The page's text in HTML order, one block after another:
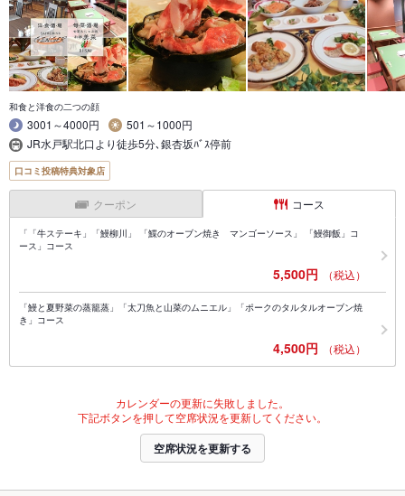
和食と洋食の二つの顔
3001～4000円
501～1000円
JR水戸駅北口より徒歩5分､銀杏坂ﾊﾞｽ停前
口コミ投稿特典対象店
クーポン コース
「「牛ステーキ」「鰻柳川」 「鰈のオーブン焼き マンゴーソース」 「鰻御飯」コ
ース」コース
5,500円 （税込）
「鰻と夏野菜の蒸籠蒸」「太刀魚と山菜のムニエル」「ポークのタルタルオーブン焼
き」コース
4,500円 （税込）
カレンダーの更新に失敗しました。
下記ボタンを押して空席状況を更新してください。
空席状況を更新する